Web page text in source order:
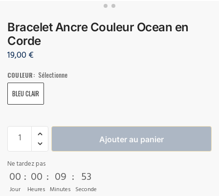
Bracelet Ancre Couleur Ocean en
Corde
19,00€
COULEUR: Sélectionne
BLEU CLAIR
Ajouter au panier
Ne tardez pas
00
Jour
: 00
Heures
: 09
Minutes
: 53
Seconde